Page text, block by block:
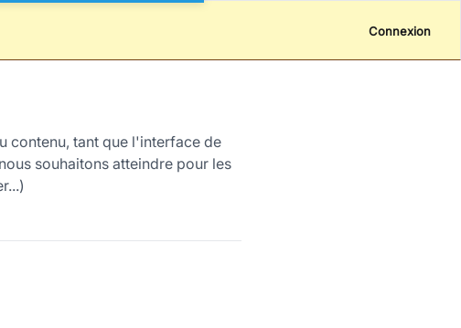
Connexion
contenu, tant que l'interface de
souhaitons atteindre pour les